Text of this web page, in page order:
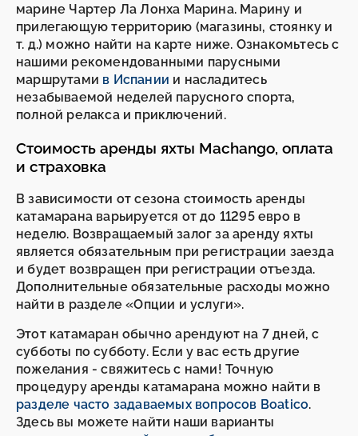
марине Чартер Ла Лонха Марина. Марину и
прилегающую территорию (магазины, стоянку и
т. д.) можно найти на карте ниже. Ознакомьтесь с
нашими рекомендованными парусными
маршрутами в Испании и насладитесь
незабываемой неделей парусного спорта,
полной релакса и приключений.
Стоимость аренды яхты Machango, оплата
и страховка
В зависимости от сезона стоимость аренды
катамарана варьируется от до 11295 евро в
неделю. Возвращаемый залог за аренду яхты
является обязательным при регистрации заезда
и будет возвращен при регистрации отъезда.
Дополнительные обязательные расходы можно
найти в разделе «Опции и услуги».
Этот катамаран обычно арендуют на 7 дней, с
субботы по субботу. Если у вас есть другие
пожелания - свяжитесь с нами! Точную
процедуру аренды катамарана можно найти в
разделе часто задаваемых вопросов Boatico.
Здесь вы можете найти наши варианты